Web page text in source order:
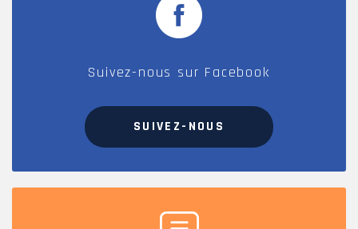
Suivez-nous sur Facebook
SUIVEZ-NOUS